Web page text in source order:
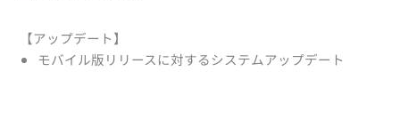
【アップデート】
モバイル版リリースに対するシステムアップデート